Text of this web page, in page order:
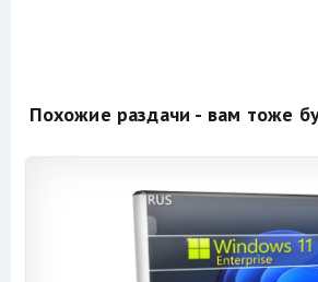
Похожие раздачи - вам тоже